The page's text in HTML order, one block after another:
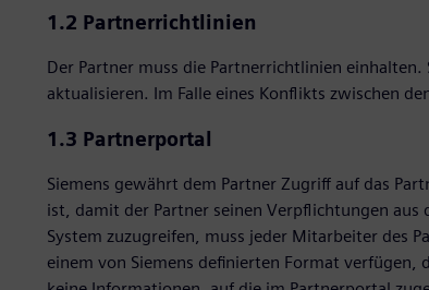
1.2 Partnerrichtlinien
Der Partner muss die Partnerrichtlinien
aktualisieren. Im Falle eines Konflikts zwischen
1.3 Partnerportal
Siemens gewährt dem Partner Zugriff auf das
ist, damit der Partner seinen Verpflichtungen aus
System zuzugreifen, muss jeder Mitarbeiter des
einem von Siemens definierten Format verfügen,